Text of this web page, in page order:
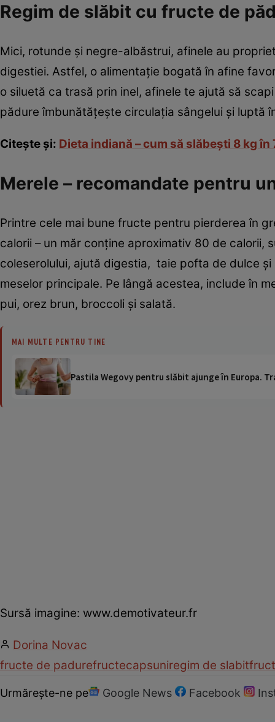
Regim de slăbit cu fructe de
Mici, rotunde şi negre-albăstrui, afinele au
digestiei. Astfel, o alimentaţie bogată în afine
o siluetă ca trasă prin inel, afinele te ajută să
pădure îmbunătăţeşte circulaţia sângelui şi luptă
Citeşte şi: Dieta indiană – cum să slăbeşti 8 kg în
Merele – recomandate pentru
Printre cele mai bune fructe pentru pierderea în
calorii – un măr conţine aproximativ 80 de calorii,
coleserolului, ajută digestia, taie pofta de dulce
meselor principale. Pe lângă acestea, include în
pui, orez brun, broccoli şi salată.
MAI MULTE PENTRU TINE
Pastila Wegovy pentru slăbit ajunge în Europa.
Sursă imagine: www.demotivateur.fr
Dorina Novac
fructe de padurefructecapsuniregim de slabit
Urmărește-ne pe Google News Facebook